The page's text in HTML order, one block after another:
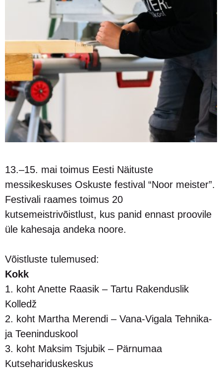
13.–15. mai toimus Eesti Näituste
messikeskuses Oskuste festival “Noor meister”.
Festivali raames toimus 20
kutsemeistrivõistlust, kus panid ennast proovile
üle kahesaja andeka noore.
Võistluste tulemused:
Kokk
1. koht Anette Raasik – Tartu Rakenduslik
Kolledž
2. koht Martha Merendi – Vana-Vigala Tehnika-
ja Teeninduskool
3. koht Maksim Tsjubik – Pärnumaa
Kutsehariduskeskus